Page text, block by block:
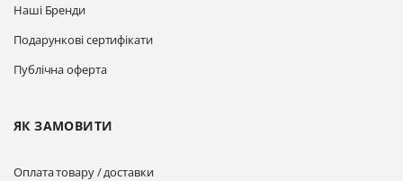
Наші Бренди
Подарункові сертифікати
Публічна оферта
ЯК ЗАМОВИТИ
Оплата товару / доставки